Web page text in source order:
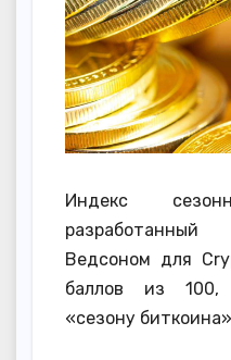
Индекс
Ведсоном для
баллов из 100,
«сезону